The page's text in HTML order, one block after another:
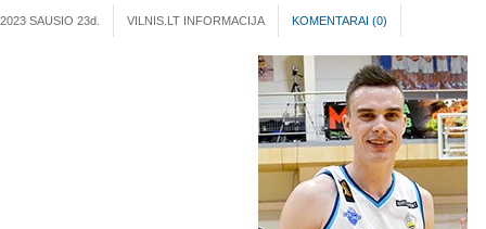
2023 SAUSIO 23d. VILNIS.LT INFORMACIJA KOMENTARAI (0)